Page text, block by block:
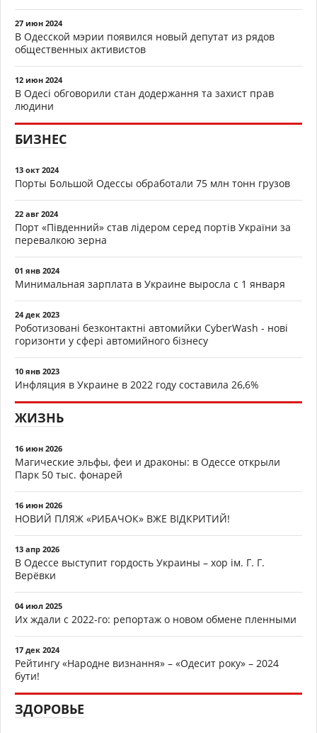
27 июн 2024
В Одесской мэрии появился новый депутат из рядов
общественных активистов
12 июн 2024
В Одесі обговорили стан додержання та захист прав
людини
БИЗНЕС
13 окт 2024
Порты Большой Одессы обработали 75 млн тонн грузов
22 авг 2024
Порт «Південний» став лідером серед портів України за
перевалкою зерна
01 янв 2024
Минимальная зарплата в Украине выросла с 1 января
24 дек 2023
Роботизовані безконтактні автомийки CyberWash - нові
горизонти у сфері автомийного бізнесу
10 янв 2023
Инфляция в Украине в 2022 году составила 26,6%
ЖИЗНЬ
16 июн 2026
Магические эльфы, феи и драконы: в Одессе открыли
Парк 50 тыс. фонарей
16 июн 2026
НОВИЙ ПЛЯЖ «РИБАЧОК» ВЖЕ ВІДКРИТИЙ!
13 апр 2026
В Одессе выступит гордость Украины – хор ім. Г. Г.
Верёвки
04 июл 2025
Их ждали с 2022-го: репортаж о новом обмене пленными
17 дек 2024
Рейтингу «Народне визнання» – «Одесит року» – 2024
бути!
ЗДОРОВЬЕ